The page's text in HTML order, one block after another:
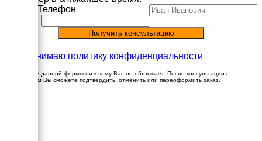
Телефон
Принимаю политику конфиденциальности
Заполнение данной формы ни к чему Вас не обязывает. После консультации с
менеджером Вы сможете подтвердить, отменить или переоформить заказ.